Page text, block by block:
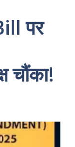
पर
चौंका!